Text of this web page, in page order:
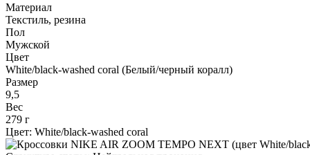
Материал
Текстиль, резина
Пол
Мужской
Цвет
White/black-washed coral (Белый/черный коралл)
Размер
9,5
Вес
279 г
Цвет: White/black-washed coral